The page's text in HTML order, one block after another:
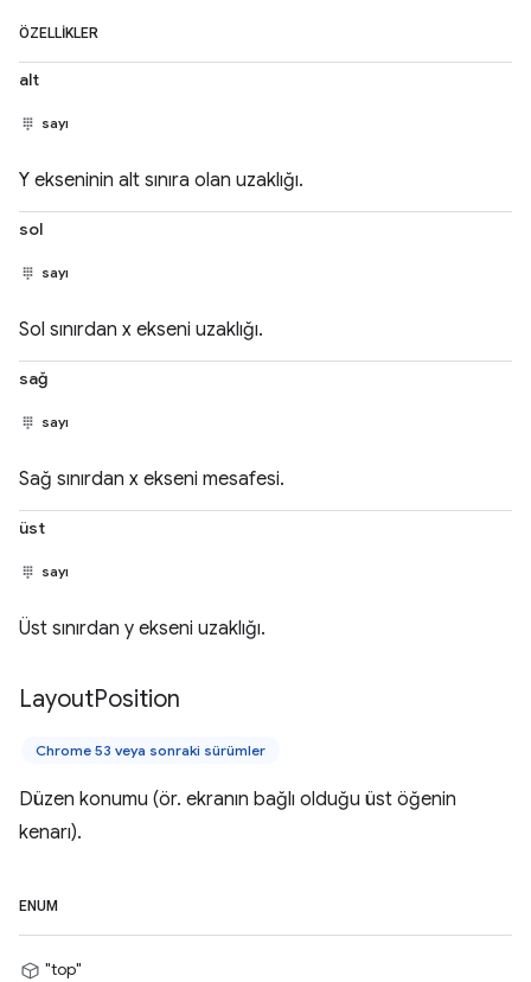
ÖZELLIKLER
alt
sayı
Y ekseninin alt sınıra olan uzaklığı.
sol
sayı
Sol sınırdan x ekseni uzaklığı.
sağ
sayı
Sağ sınırdan x ekseni mesafesi.
üst
sayı
Üst sınırdan y ekseni uzaklığı.
LayoutPosition
Chrome 53 veya sonraki sürümler
Düzen konumu (ör. ekranın bağlı olduğu üst öğenin
kenarı).
ENUM
"top"